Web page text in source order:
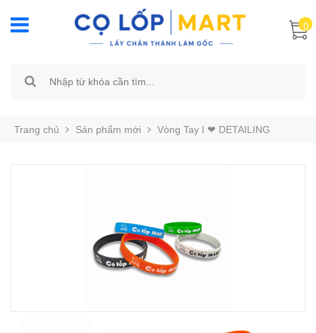
0
Trang chủ Sản phẩm mới Vòng Tay I ❤ DETAILING